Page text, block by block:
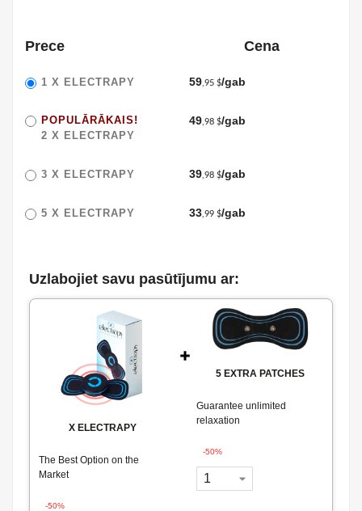
Prece Cena
1 X ELECTRAPY 59 ,95 $/gab
POPULĀRĀKAIS!
2 X ELECTRAPY
49 ,98 $/gab
3 X ELECTRAPY 39 ,98 $/gab
5 X ELECTRAPY 33 ,99 $/gab
Uzlabojiet savu pasūtījumu ar:
X ELECTRAPY
The Best Option on the
Market
-50%
5 EXTRA PATCHES
Guarantee unlimited
relaxation
-50%